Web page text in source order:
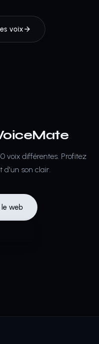
voix
voix différentes. Profitez
d'un son clair.
le web